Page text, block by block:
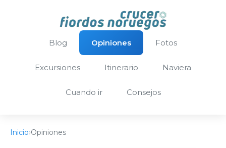
Blog Opiniones Fotos
Excursiones Itinerario Naviera
Cuando ir Сonsejos
Inicio›Opiniones